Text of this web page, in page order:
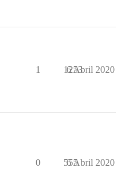
1 1253
6 Abril 2020
0 555
6 Abril 2020